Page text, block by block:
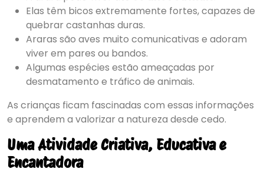
Elas têm bicos extremamente fortes, capazes de
quebrar castanhas duras.
Araras são aves muito comunicativas e adoram
viver em pares ou bandos.
Algumas espécies estão ameaçadas por
desmatamento e tráfico de animais.
As crianças ficam fascinadas com essas informações
e aprendem a valorizar a natureza desde cedo.
Uma Atividade Criativa, Educativa e
Encantadora